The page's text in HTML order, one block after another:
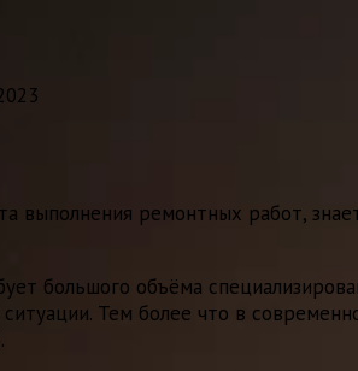
ремонтных работ,
большого объёма
Тем более что в